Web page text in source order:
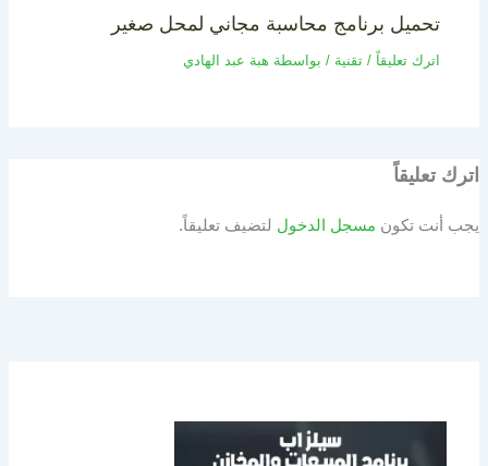
تحميل برنامج محاسبة مجاني لمحل صغير
اترك تعليقاً /تقنية / بواسطة هبة عبد الهادي
اترك تعليقاً
يجب أنت تكون مسجل الدخول لتضيف تعليقاً.